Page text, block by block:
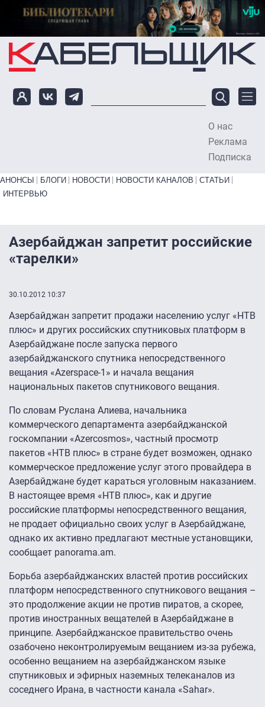
Перейти к основному содержанию
О нас
Реклама
Подписка
Primary links bottom
АНОНСЫ БЛОГИ НОВОСТИ НОВОСТИ КАНАЛОВ
СТАТЬИ
ИНТЕРВЬЮ
Азербайджан запретит российские
«тарелки»
30.10.2012 10:37
Азербайджан запретит продажи населению услуг «НТВ
плюс» и других российских спутниковых платформ в
Азербайджане после запуска первого
азербайджанского спутника непосредственного
вещания «Azerspace-1» и начала вещания
национальных пакетов спутникового вещания.
По словам Руслана Алиева, начальника
коммерческого департамента азербайджанской
госкомпании «Azercosmos», частный просмотр
пакетов «НТВ плюс» в стране будет возможен, однако
коммерческое предложение услуг этого провайдера в
Азербайджане будет караться уголовным наказанием.
В настоящее время «НТВ плюс», как и другие
российские платформы непосредственного вещания,
не продает официально своих услуг в Азербайджане,
однако их активно предлагают местные установщики,
сообщает panorama.am.
Борьба азербайджанских властей против российских
платформ непосредственного спутникового вещания –
это продолжение акции не против пиратов, а скорее,
против иностранных вещателей в Азербайджане в
принципе. Азербайджанское правительство очень
озабочено неконтролируемым вещанием из-за рубежа,
особенно вещанием на азербайджанском языке
спутниковых и эфирных наземных телеканалов из
соседнего Ирана, в частности канала «Sahar».